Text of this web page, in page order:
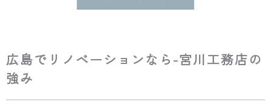
広島でリノベーションなら-宮川工務店の
強み